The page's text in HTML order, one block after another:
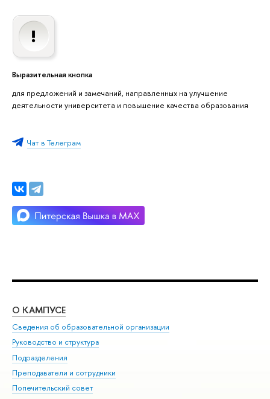
Выразительная кнопка
для предложений и замечаний, направленных на улучшение
деятельности университета и повышение качества образования
Чат в Телеграм
О КАМПУСЕ
Сведения об образовательной организации
Руководство и структура
Подразделения
Преподаватели и сотрудники
Попечительский совет